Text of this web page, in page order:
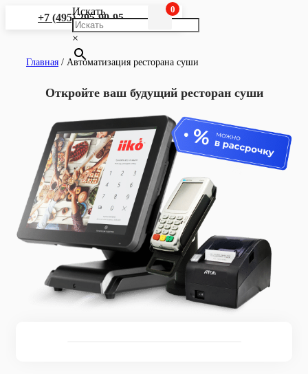
+7 (495) 295-90-95
Искать
×
0
Главная / Автоматизация ресторана суши
Откройте ваш будущий ресторан суши